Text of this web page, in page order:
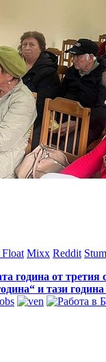
Mixx Reddit
година от
и тази